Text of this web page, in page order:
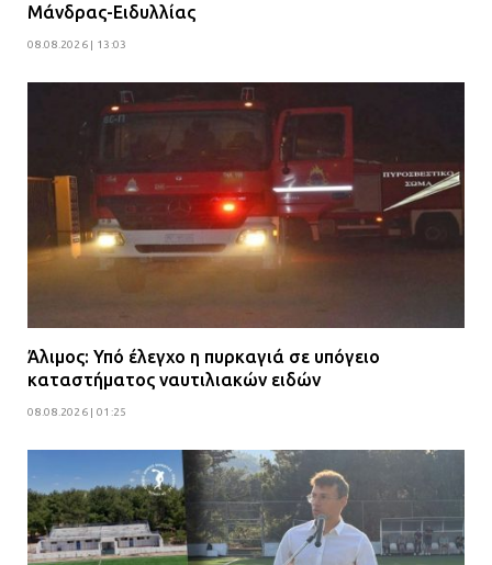
Μάνδρας-Ειδυλλίας
08.08.2026 | 13:03
Άλιμος: Υπό έλεγχο η πυρκαγιά σε υπόγειο
καταστήματος ναυτιλιακών ειδών
08.08.2026 | 01:25